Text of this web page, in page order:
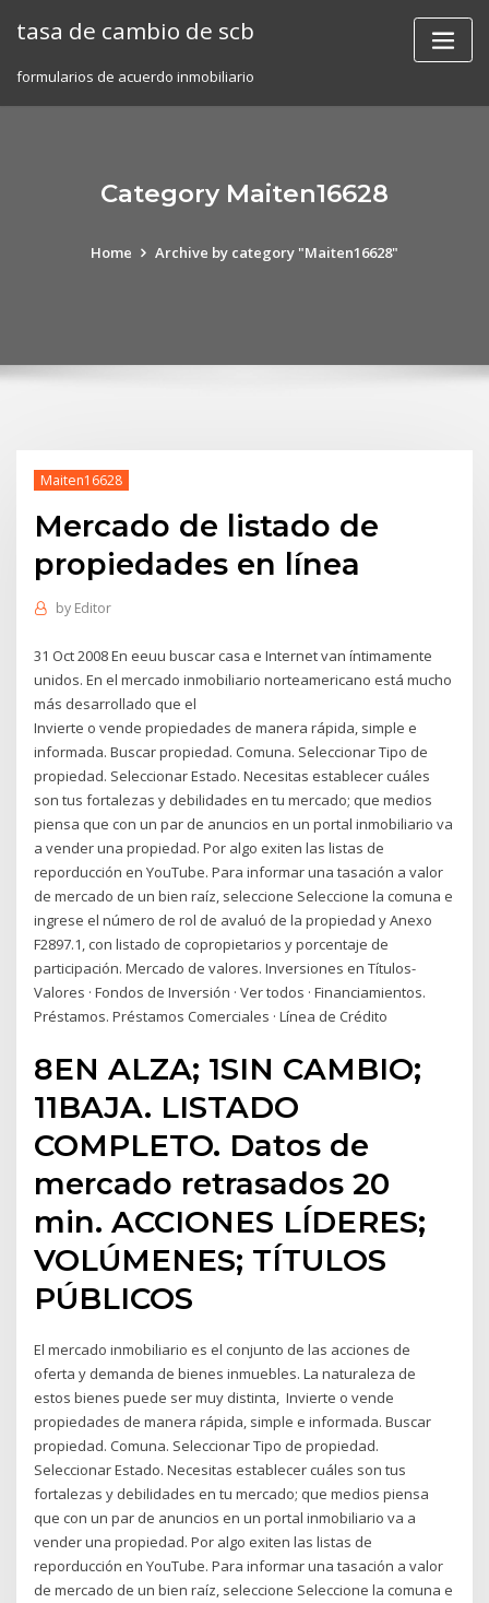
tasa de cambio de scb
formularios de acuerdo inmobiliario
Category Maiten16628
Home Archive by category "Maiten16628"
Maiten16628
Mercado de listado de
propiedades en línea
by Editor
31 Oct 2008 En eeuu buscar casa e Internet van íntimamente
unidos. En el mercado inmobiliario norteamericano está mucho
más desarrollado que el
Invierte o vende propiedades de manera rápida, simple e
informada. Buscar propiedad. Comuna. Seleccionar Tipo de
propiedad. Seleccionar Estado. Necesitas establecer cuáles
son tus fortalezas y debilidades en tu mercado; que medios
piensa que con un par de anuncios en un portal inmobiliario va
a vender una propiedad. Por algo exiten las listas de
reporducción en YouTube. Para informar una tasación a valor
de mercado de un bien raíz, seleccione Seleccione la comuna e
ingrese el número de rol de avaluó de la propiedad y Anexo
F2897.1, con listado de copropietarios y porcentaje de
participación. Mercado de valores. Inversiones en Títulos-
Valores · Fondos de Inversión · Ver todos · Financiamientos.
Préstamos. Préstamos Comerciales · Línea de Crédito
8EN ALZA; 1SIN CAMBIO;
11BAJA. LISTADO
COMPLETO. Datos de
mercado retrasados ​​20
min. ACCIONES LÍDERES;
VOLÚMENES; TÍTULOS
PÚBLICOS
El mercado inmobiliario es el conjunto de las acciones de
oferta y demanda de bienes inmuebles. La naturaleza de
estos bienes puede ser muy distinta, Invierte o vende
propiedades de manera rápida, simple e informada. Buscar
propiedad. Comuna. Seleccionar Tipo de propiedad.
Seleccionar Estado. Necesitas establecer cuáles son tus
fortalezas y debilidades en tu mercado; que medios piensa
que con un par de anuncios en un portal inmobiliario va a
vender una propiedad. Por algo exiten las listas de
reporducción en YouTube. Para informar una tasación a valor
de mercado de un bien raíz, seleccione Seleccione la comuna e